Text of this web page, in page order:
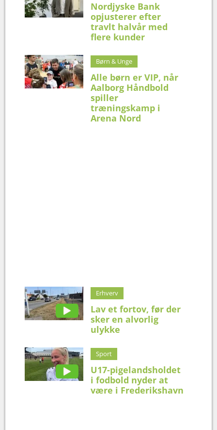
Nordjyske Bank
opjusterer efter
travlt halvår med
flere kunder
Børn & Unge
Alle børn er VIP, når
Aalborg Håndbold
spiller
træningskamp i
Arena Nord
Erhverv
Lav et fortov, før der
sker en alvorlig
ulykke
Sport
U17-pigelandsholdet
i fodbold nyder at
være i Frederikshavn